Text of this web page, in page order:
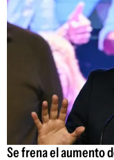
Se frena el aumento